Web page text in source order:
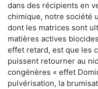
dans des récipients en
chimique, notre société
dont les matrices sont
matières actives
effet retard, est que les
puissent retourner au
congénères « effet
pulvérisation, la